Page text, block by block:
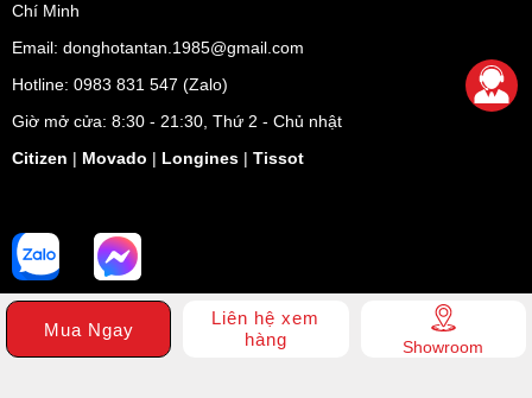
Mua Ngay
Liên hệ xem
hàng
Showroom
Chí Minh
Email: donghotantan.1985@gmail.com
Hotline: 0983 831 547 (Zalo)
Giờ mở cửa: 8:30 - 21:30, Thứ 2 - Chủ nhật
Citizen | Movado | Longines | Tissot